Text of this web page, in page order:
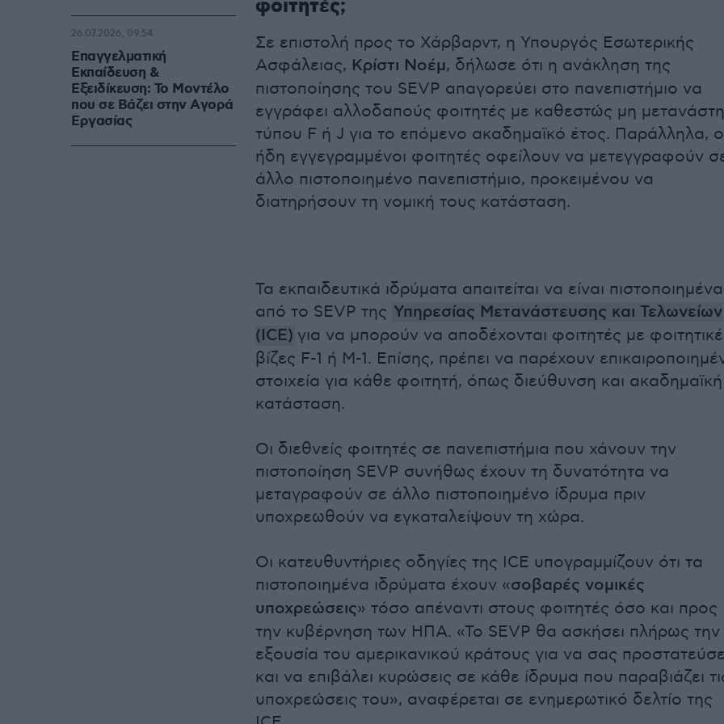
φοιτητές;
Σε επιστολή προς το Χάρβαρντ, η Υπουργός Εσωτερικής
Ασφάλειας, Κρίστι Νοέμ, δήλωσε ότι η ανάκληση της
πιστοποίησης του SEVP απαγορεύει στο πανεπιστήμιο να
εγγράφει αλλοδαπούς φοιτητές με καθεστώς μη μετανάστη
τύπου F ή J για το επόμενο ακαδημαϊκό έτος. Παράλληλα,
ήδη εγγεγραμμένοι φοιτητές οφείλουν να μετεγγραφούν
άλλο πιστοποιημένο πανεπιστήμιο, προκειμένου να
διατηρήσουν τη νομική τους κατάσταση.
Τα εκπαιδευτικά ιδρύματα απαιτείται να είναι πιστοποιημένα
από το SEVP της Υπηρεσίας Μετανάστευσης και Τελωνείων
(ICE) για να μπορούν να αποδέχονται φοιτητές με
βίζες F-1 ή M-1. Επίσης, πρέπει να παρέχουν
στοιχεία για κάθε φοιτητή, όπως διεύθυνση και ακαδημαϊκή
κατάσταση.
Οι διεθνείς φοιτητές σε πανεπιστήμια που χάνουν την
πιστοποίηση SEVP συνήθως έχουν τη δυνατότητα να
μεταγραφούν σε άλλο πιστοποιημένο ίδρυμα πριν
υποχρεωθούν να εγκαταλείψουν τη χώρα.
Οι κατευθυντήριες οδηγίες της ICE υπογραμμίζουν ότι τα
πιστοποιημένα ιδρύματα έχουν «σοβαρές νομικές
υποχρεώσεις» τόσο απέναντι στους φοιτητές όσο και προς
την κυβέρνηση των ΗΠΑ. «Το SEVP θα ασκήσει πλήρως την
εξουσία του αμερικανικού κράτους για να σας
και να επιβάλει κυρώσεις σε κάθε ίδρυμα που παραβιάζει
υποχρεώσεις του», αναφέρεται σε ενημερωτικό δελτίο της
Επαγγελματική
Εκπαίδευση &
Εξειδίκευση: Το Mοντέλο
που σε Bάζει στην Aγορά
Eργασίας
26.07.2026, 09:54